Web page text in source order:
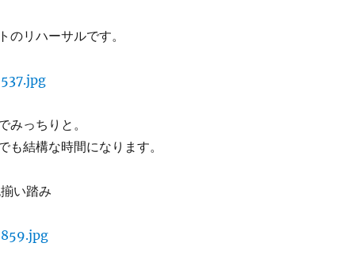
のリハーサルです。
みっちりと。
も結構な時間になります。
い踏み